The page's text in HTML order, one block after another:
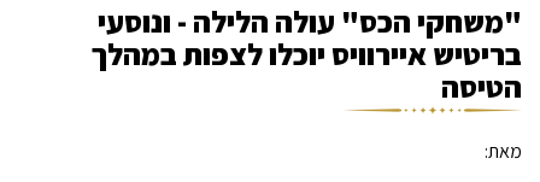
"משחקי הכס" עולה הלילה - ונוסעי
בריטיש איירוויס יוכלו לצפות במהלך
הטיסה
מאת: